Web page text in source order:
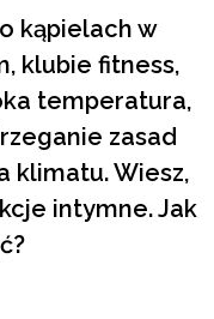
kąpielach w
klubie fitness,
temperatura,
zasad
klimatu. Wiesz,
intymne. Jak